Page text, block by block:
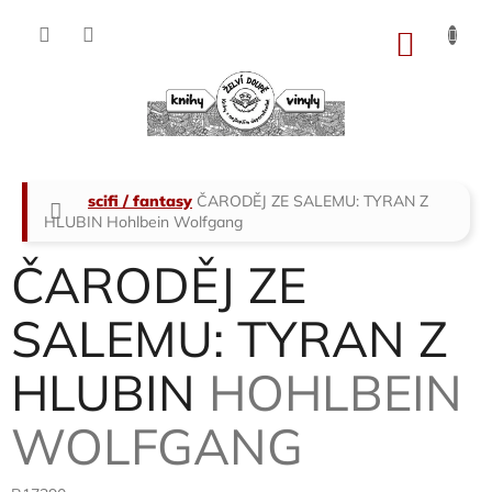
Domů
scifi / fantasy ČARODĚJ ZE SALEMU: TYRAN Z
HLUBIN Hohlbein Wolfgang
ČARODĚJ ZE
SALEMU: TYRAN Z
HLUBIN HOHLBEIN
WOLFGANG